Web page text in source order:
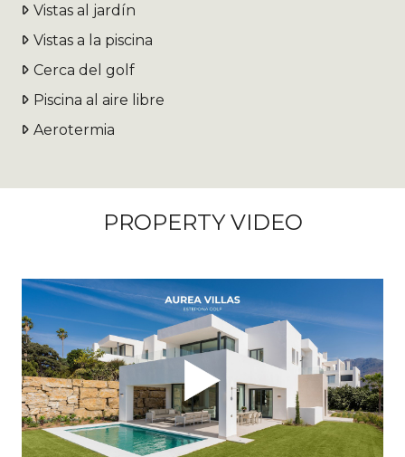
Vistas al jardín
Vistas a la piscina
Cerca del golf
Piscina al aire libre
Aerotermia
PROPERTY VIDEO